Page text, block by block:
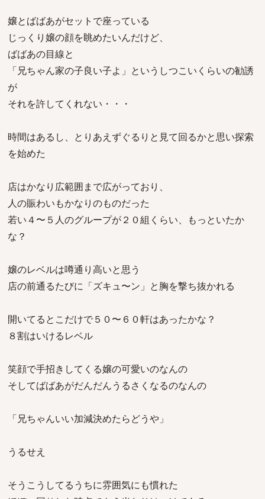
嬢とばばあがセットで座っている
じっくり嬢の顔を眺めたいんだけど、
ばばあの目線と
「兄ちゃん家の子良い子よ」というしつこいくらいの勧誘
が
それを許してくれない・・・
時間はあるし、とりあえずぐるりと見て回るかと思い探索
を始めた
店はかなり広範囲まで広がっており、
人の賑わいもかなりのものだった
若い４〜５人のグループが２０組くらい、もっといたか
な？
嬢のレベルは噂通り高いと思う
店の前通るたびに「ズキュ〜ン」と胸を撃ち抜かれる
開いてるとこだけで５０〜６０軒はあったかな？
８割はいけるレベル
笑顔で手招きしてくる嬢の可愛いのなんの
そしてばばあがだんだんうるさくなるのなんの
「兄ちゃんいい加減決めたらどうや」
うるせえ
そうこうしてるうちに雰囲気にも慣れた